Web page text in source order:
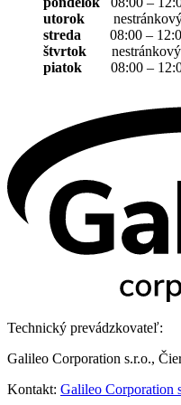
utorok nestránkový
streda 08:00 –
štvrtok nestránkový
piatok 08:00 –
Technický prevádzkovateľ:
Galileo Corporation s.r.o.,
Kontakt: Galileo Corporation